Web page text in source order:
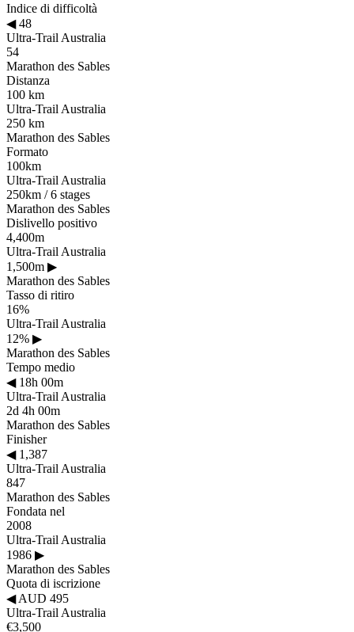
Indice di difficoltà
◀48
Ultra-Trail Australia
54
Marathon des Sables
Distanza
100 km
Ultra-Trail Australia
250 km
Marathon des Sables
Formato
100km
Ultra-Trail Australia
250km / 6 stages
Marathon des Sables
Dislivello positivo
4,400m
Ultra-Trail Australia
1,500m ▶
Marathon des Sables
Tasso di ritiro
16%
Ultra-Trail Australia
12% ▶
Marathon des Sables
Tempo medio
◀18h 00m
Ultra-Trail Australia
2d 4h 00m
Marathon des Sables
Finisher
◀1,387
Ultra-Trail Australia
847
Marathon des Sables
Fondata nel
2008
Ultra-Trail Australia
1986 ▶
Marathon des Sables
Quota di iscrizione
◀AUD 495
Ultra-Trail Australia
€3,500